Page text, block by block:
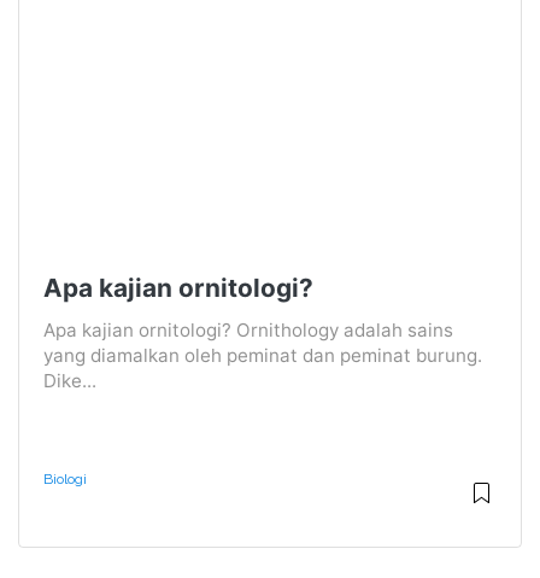
Apa kajian ornitologi?
Apa kajian ornitologi? Ornithology adalah sains
yang diamalkan oleh peminat dan peminat burung.
Dike...
Biologi